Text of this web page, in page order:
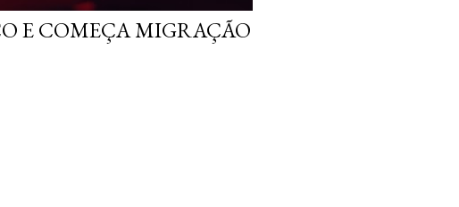
E COMEÇA MIGRAÇÃO